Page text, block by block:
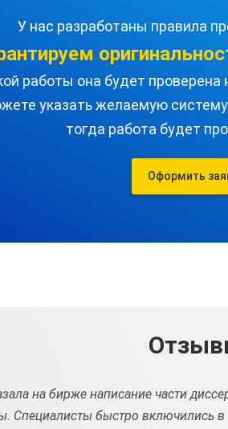
У нас разработаны правила
работы она будет
указать желаемую
тогда работа будет
Оформить
на бирже написание части
Специалисты быстро включились